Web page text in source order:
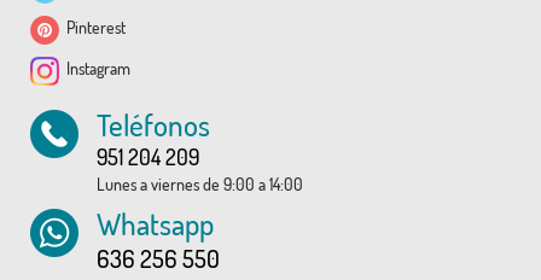
Pinterest
Instagram
Teléfonos
951 204 209
Lunes a viernes de 9:00 a 14:00
Whatsapp
636 256 550